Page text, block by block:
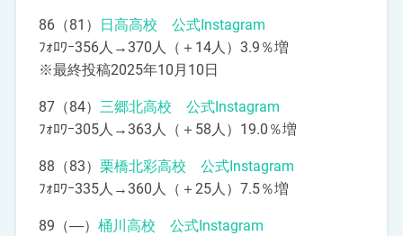
86（81）
日高高校 公式Instagram
ﾌｫﾛﾜｰ356人→370人（＋14人）3.9％増
※最終投稿2025年10月10日
87（84） 三郷北高校 公式Instagram
ﾌｫﾛﾜｰ305人→363人（＋58人）19.0％増
88（83） 栗橋北彩高校 公式Instagram
ﾌｫﾛﾜｰ335人→360人（＋25人）7.5％増
89（―） 桶川高校 公式Instagram